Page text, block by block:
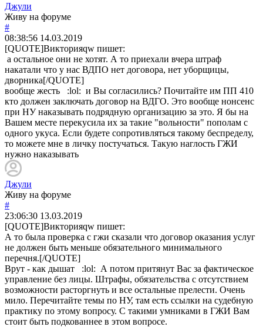
Джули
Живу на форуме
#
08:38:56 14.03.2019
[QUOTE]Викторияqw пишет:
а остальное они не хотят. А то приехали вчера штраф
накатали что у нас ВДПО нет договора, нет уборщицы,
дворника[/QUOTE]
вообще жесть :lol: и Вы согласились? Почитайте им ПП 410
кто должен заключать договор на ВДГО. Это вообще нонсенс
при НУ наказывать подрядную организацию за это. Я бы на
Вашем месте перекусила их за такие "вольности" пополам с
одного укуса. Если будете сопротивляться такому беспределу,
то можете мне в личку постучаться. Такую наглость ГЖИ
нужно наказывать
Джули
Живу на форуме
#
23:06:30 13.03.2019
[QUOTE]Викторияqw пишет:
А то была проверка с гжи сказали что договор оказания услуг
не должен быть меньше обязательного минимального
перечня.[/QUOTE]
Врут - как дышат :lol: А потом притянут Вас за фактическое
управление без лицы. Штрафы, обязательства с отсутствием
возможности расторгнуть и все остальные прелести. Очень
мило. Перечитайте темы по НУ, там есть ссылки на судебную
практику по этому вопросу. С такими умниками в ГЖИ Вам
стоит быть подкованнее в этом вопросе.